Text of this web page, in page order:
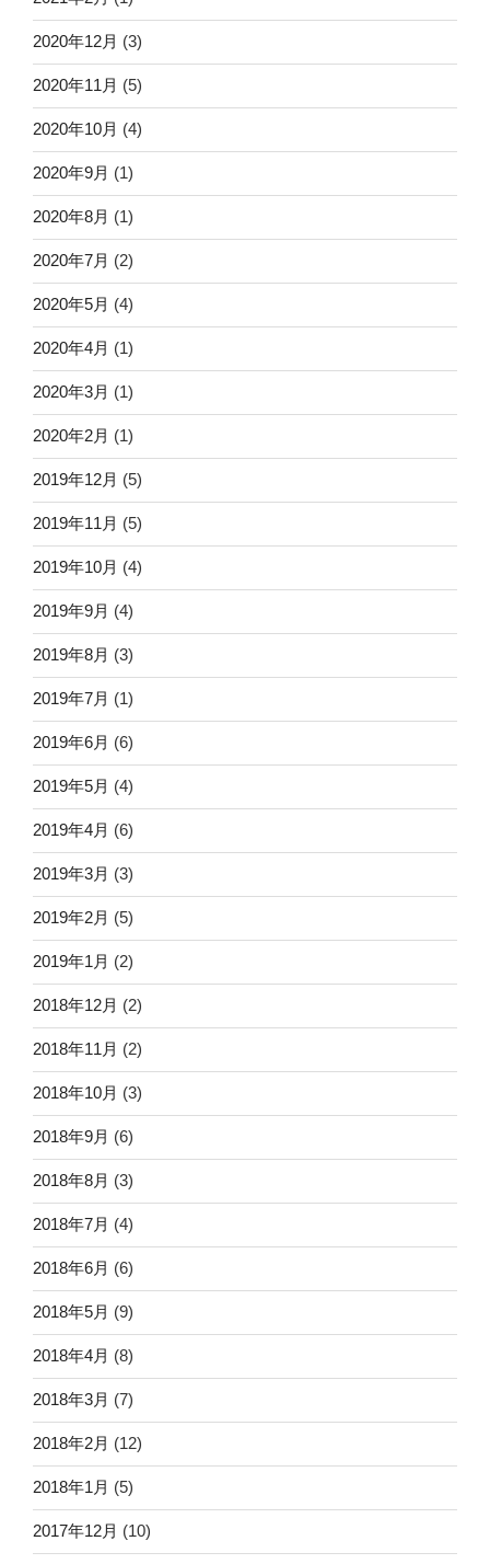
2020年12月 (3)
2020年11月 (5)
2020年10月 (4)
2020年9月 (1)
2020年8月 (1)
2020年7月 (2)
2020年5月 (4)
2020年4月 (1)
2020年3月 (1)
2020年2月 (1)
2019年12月 (5)
2019年11月 (5)
2019年10月 (4)
2019年9月 (4)
2019年8月 (3)
2019年7月 (1)
2019年6月 (6)
2019年5月 (4)
2019年4月 (6)
2019年3月 (3)
2019年2月 (5)
2019年1月 (2)
2018年12月 (2)
2018年11月 (2)
2018年10月 (3)
2018年9月 (6)
2018年8月 (3)
2018年7月 (4)
2018年6月 (6)
2018年5月 (9)
2018年4月 (8)
2018年3月 (7)
2018年2月 (12)
2018年1月 (5)
2017年12月 (10)